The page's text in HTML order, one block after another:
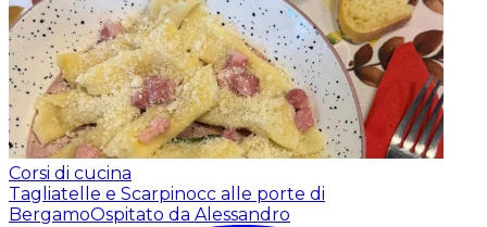
Corsi di cucina
Tagliatelle e Scarpinocc alle porte di
BergamoOspitato da Alessandro